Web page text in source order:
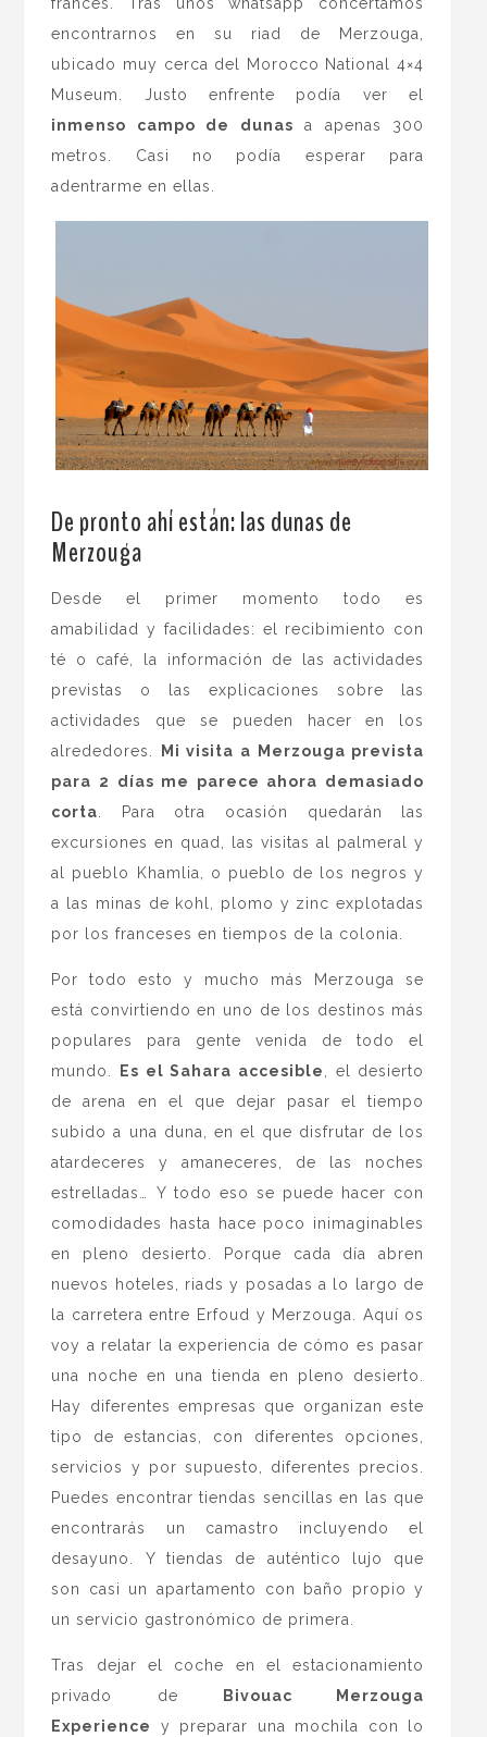
francés. Tras unos whatsapp concertamos
encontrarnos en su riad de Merzouga,
ubicado muy cerca del Morocco National 4×4
Museum. Justo enfrente podía ver el
inmenso campo de dunas a apenas 300
metros. Casi no podía esperar para
adentrarme en ellas.
De pronto ahí están: las dunas de
Merzouga
Desde el primer momento todo es
amabilidad y facilidades: el recibimiento con
té o café, la información de las actividades
previstas o las explicaciones sobre las
actividades que se pueden hacer en los
alrededores.
Mi visita a Merzouga prevista
para 2 días me parece ahora demasiado
corta . Para otra ocasión quedarán las
excursiones en quad, las visitas al palmeral y
al pueblo Khamlia, o pueblo de los negros y
a las minas de kohl, plomo y zinc explotadas
por los franceses en tiempos de la colonia.
Por todo esto y mucho más Merzouga se
está convirtiendo en uno de los destinos más
populares para gente venida de todo el
mundo.
Es el Sahara accesible
, el desierto
de arena en el que dejar pasar el tiempo
subido a una duna, en el que disfrutar de los
atardeceres y amaneceres, de las noches
estrelladas… Y todo eso se puede hacer con
comodidades hasta hace poco inimaginables
en pleno desierto. Porque cada día abren
nuevos hoteles, riads y posadas a lo largo de
la carretera entre Erfoud y Merzouga. Aquí os
voy a relatar la experiencia de cómo es pasar
una noche en una tienda en pleno desierto.
Hay diferentes empresas que organizan este
tipo de estancias, con diferentes opciones,
servicios y por supuesto, diferentes precios.
Puedes encontrar tiendas sencillas en las que
encontrarás un camastro incluyendo el
desayuno. Y tiendas de auténtico lujo que
son casi un apartamento con baño propio y
un servicio gastronómico de primera.
Tras dejar el coche en el estacionamiento
privado de
Bivouac Merzouga
Experience
y preparar una mochila con lo